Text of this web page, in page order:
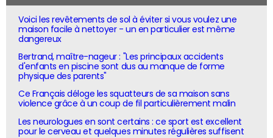
Voici les revêtements de sol à éviter si vous voulez une
maison facile à nettoyer - un en particulier est même
dangereux
Bertrand, maître-nageur : "Les principaux accidents
d'enfants en piscine sont dus au manque de forme
physique des parents"
Ce Français déloge les squatteurs de sa maison sans
violence grâce à un coup de fil particulièrement malin
Les neurologues en sont certains : ce sport est excellent
pour le cerveau et quelques minutes régulières suffisent